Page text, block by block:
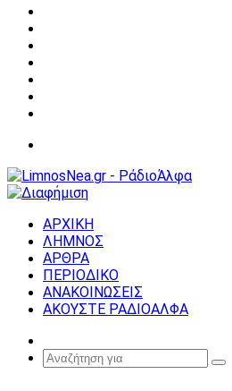
ΑΡΧΙΚΗ
ΛΗΜΝΟΣ
ΑΡΘΡΑ
ΠΕΡΙΟΔΙΚΟ
ΑΝΑΚΟΙΝΩΣΕΙΣ
ΑΚΟΥΣΤΕ ΡΑΔΙΟΑΛΦΑ
Article